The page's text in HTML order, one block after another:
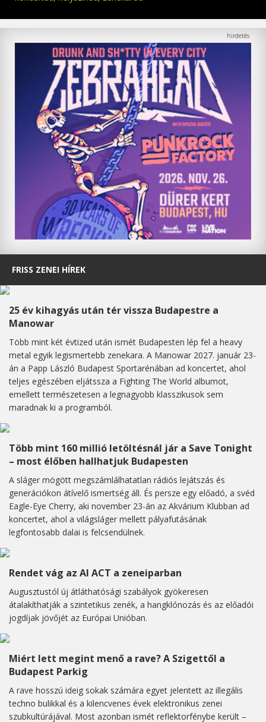
FRISS ZENEI HÍREK
25 év kihagyás után tér vissza Budapestre a
Manowar
Több mint két évtized után ismét Budapesten lép fel a heavy
metal egyik legismertebb zenekara. A Manowar 2027. január 23-
án a Papp László Budapest Sportarénában ad koncertet, ahol
teljes egészében eljátssza a Fighting The World albumot,
emellett természetesen a legnagyobb klasszikusok sem
maradnak ki a programból.
Több mint 160 millió letöltésnál jár a Save Tonight
– most élőben hallhatjuk Budapesten
A sláger mögött megszámlálhatatlan rádiós lejátszás és
generációkon átívelő ismertség áll. És persze egy előadó, a svéd
Eagle-Eye Cherry, aki november 23-án az Akvárium Klubban ad
koncertet, ahol a világsláger mellett pályafutásának
legfontosabb dalai is felcsendülnek.
Rendet vág az AI ACT a zeneiparban
Augusztustól új átláthatósági szabályok gyökeresen
átalakíthatják a szintetikus zenék, a hangklónozás és az előadói
jogdíjak jövőjét az Európai Unióban.
Miért lett megint menő a rave? A Szigettől a
Budapest Parkig
A rave hosszú ideig sokak számára egyet jelentett az illegális
techno bulikkal és a kilencvenes évek elektronikus zenei
szubkultúrájával. Most azonban ismét reflektorfénybe került –